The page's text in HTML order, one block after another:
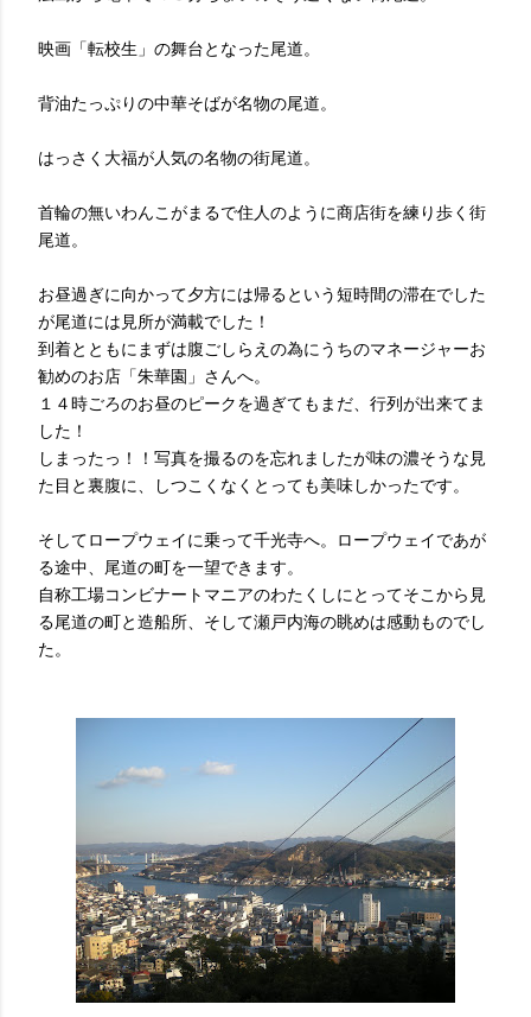
映画「転校生」の舞台となった尾道。
背油たっぷりの中華そばが名物の尾道。
はっさく大福が人気の名物の街尾道。
首輪の無いわんこがまるで住人のように商店街を練り歩く街
尾道。
お昼過ぎに向かって夕方には帰るという短時間の滞在でした
が尾道には見所が満載でした！
到着とともにまずは腹ごしらえの為にうちのマネージャーお
勧めのお店「朱華園」さんへ。
１４時ごろのお昼のピークを過ぎてもまだ、行列が出来てま
した！
しまったっ！！写真を撮るのを忘れましたが味の濃そうな見
た目と裏腹に、しつこくなくとっても美味しかったです。
そしてロープウェイに乗って千光寺へ。ロープウェイであが
る途中、尾道の町を一望できます。
自称工場コンビナートマニアのわたくしにとってそこから見
る尾道の町と造船所、そして瀬戸内海の眺めは感動ものでし
た。